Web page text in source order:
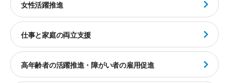
女性活躍推進
仕事と家庭の両立支援
高年齢者の活躍推進・障がい者の雇用促進